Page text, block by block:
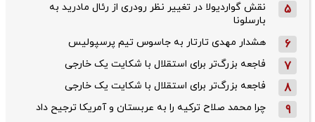
5
نقش گواردیولا در تغییر نظر رودری از رئال مادرید به
بارسلونا
6 هشدار مهدی تارتار به جاسوس تیم پرسپولیس
7 فاجعه بزرگ‌تر برای استقلال با شکایت یک خارجی
8 فاجعه بزرگ‌تر برای استقلال با شکایت یک خارجی
9 چرا محمد صلاح ترکیه را به عربستان و آمریکا ترجیح داد